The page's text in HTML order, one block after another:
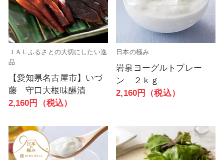
ＪＡＬふるさとの大切にしたい逸
品
【愛知県名古屋市】いづ
藤 守口大根味醂漬
2,160円（税込）
日本の極み
岩泉ヨーグルトプレー
ン ２ｋｇ
2,160円（税込）